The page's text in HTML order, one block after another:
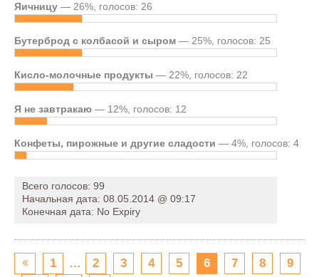
Яичницу — 26%, голосов: 26
Бутерброд с колбасой и сыром — 25%, голосов: 25
Кисло-молочные продукты — 22%, голосов: 22
Я не завтракаю — 12%, голосов: 12
Конфеты, пирожные и другие сладости — 4%, голосов: 4
Всего голосов: 99
Начальная дата: 08.05.2014 @ 09:17
Конечная дата: No Expiry
1 … 2 3 4 5 6 7 8
9